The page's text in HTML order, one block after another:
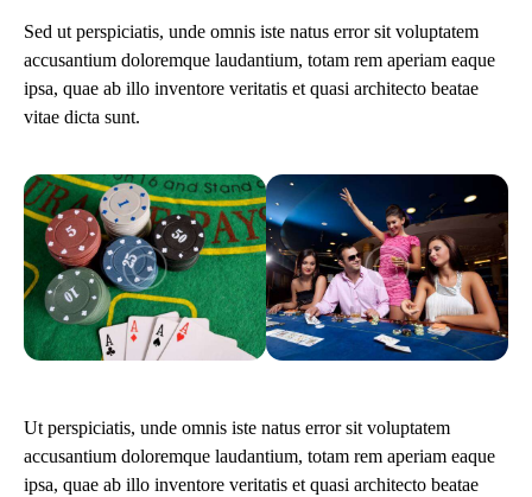
Sed ut perspiciatis, unde omnis iste natus error sit voluptatem
accusantium doloremque laudantium, totam rem aperiam eaque
ipsa, quae ab illo inventore veritatis et quasi architecto beatae
vitae dicta sunt.
Ut perspiciatis, unde omnis iste natus error sit voluptatem
accusantium doloremque laudantium, totam rem aperiam eaque
ipsa, quae ab illo inventore veritatis et quasi architecto beatae